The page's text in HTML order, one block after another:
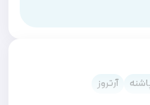
آرتروز